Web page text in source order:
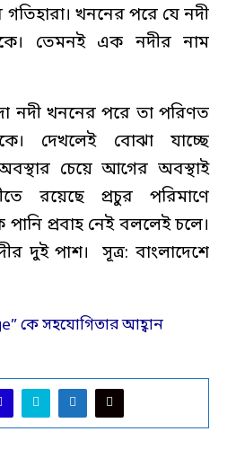
খননের পরে যে নদী
তেমনই এক নদীর নাম
নদী খননের পরে তা পরিণত
দেখলেই বোঝা যাচ্ছে
চেয়ে আগের অবস্থাই
রয়েছে প্রচুর পরিমাণে
পানি প্রবাহ নেই বললেই চলে।
দুই পাশ। সূত্র: বাংলাদেশে